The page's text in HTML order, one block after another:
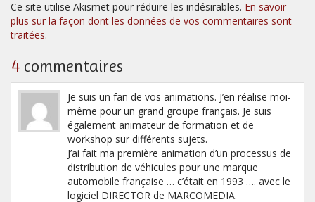
Ce site utilise Akismet pour réduire les indésirables. En savoir
plus sur la façon dont les données de vos commentaires sont
traitées.
4 commentaires
Je suis un fan de vos animations. J’en réalise moi-
même pour un grand groupe français. Je suis
également animateur de formation et de
workshop sur différents sujets.
J’ai fait ma première animation d’un processus de
distribution de véhicules pour une marque
automobile française … c’était en 1993 …. avec le
logiciel DIRECTOR de MARCOMEDIA.